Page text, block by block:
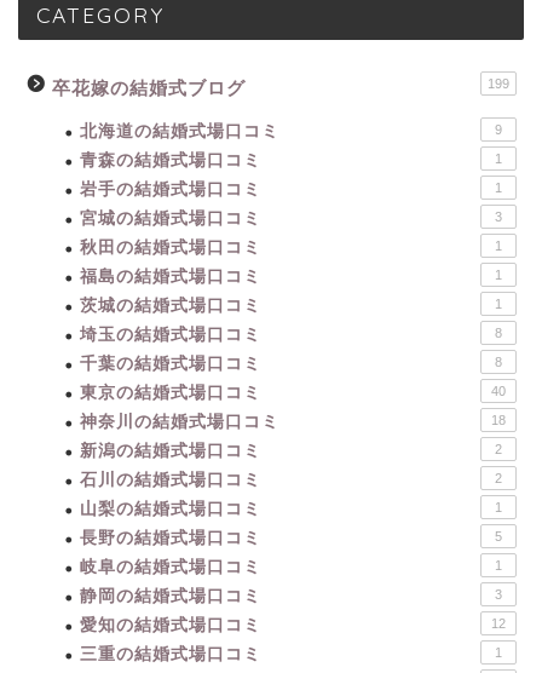
CATEGORY
卒花嫁の結婚式ブログ 199
北海道の結婚式場口コミ 9
青森の結婚式場口コミ 1
岩手の結婚式場口コミ 1
宮城の結婚式場口コミ 3
秋田の結婚式場口コミ 1
福島の結婚式場口コミ 1
茨城の結婚式場口コミ 1
埼玉の結婚式場口コミ 8
千葉の結婚式場口コミ 8
東京の結婚式場口コミ 40
神奈川の結婚式場口コミ 18
新潟の結婚式場口コミ 2
石川の結婚式場口コミ 2
山梨の結婚式場口コミ 1
長野の結婚式場口コミ 5
岐阜の結婚式場口コミ 1
静岡の結婚式場口コミ 3
愛知の結婚式場口コミ 12
三重の結婚式場口コミ 1